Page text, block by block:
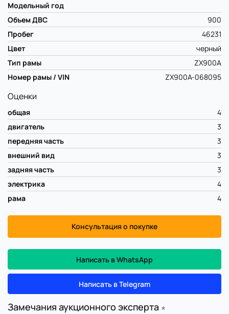
Модельный год
Объем ДВС
900
Пробег
46231
Цвет
черный
Тип рамы
ZX900A
Номер рамы / VIN
ZX900A-068095
Оценки
общая
4
двигатель
3
передняя часть
3
внешний вид
3
задняя часть
3
электрика
4
рама
4
Консультация о покупке
Написать в WhatsApp
Написать в Telegram
Замечания аукционного эксперта ∗